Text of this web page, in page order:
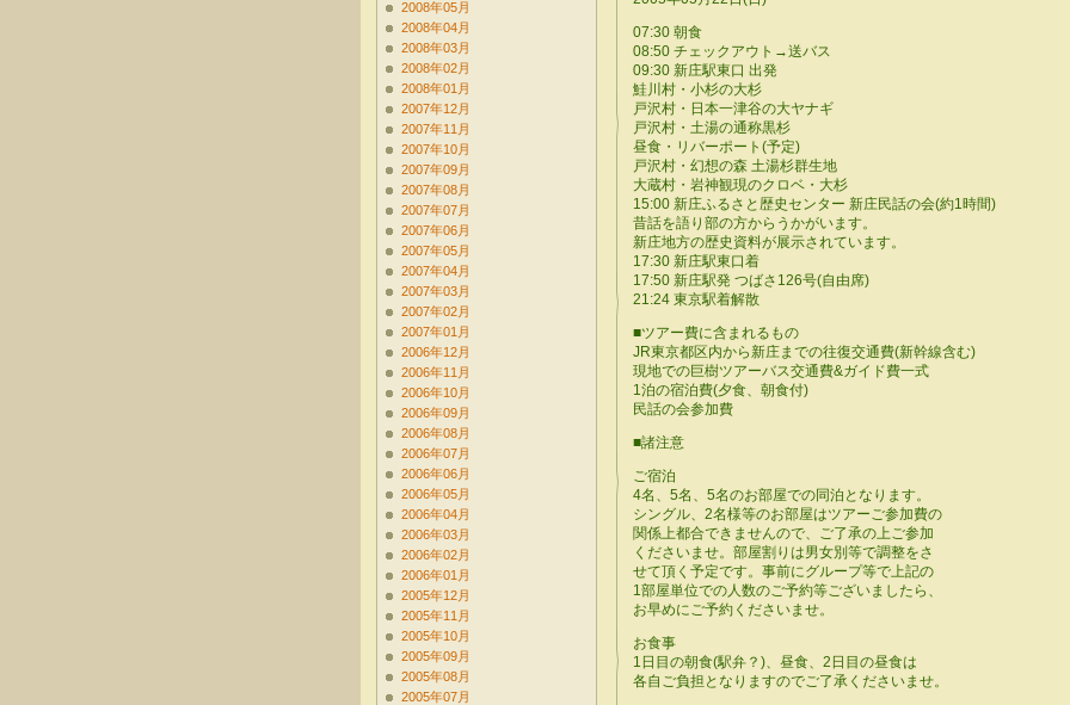
07:30 朝食
08:50 チェックアウト→送バス
09:30 新庄駅東口 出発
鮭川村・小杉の大杉
戸沢村・日本一津谷の大ヤナギ
戸沢村・土湯の通称黒杉
昼食・リバーポート(予定)
戸沢村・幻想の森 土湯杉群生地
大蔵村・岩神観現のクロベ・大杉
15:00 新庄ふるさと歴史センター 新庄民話の会(約1時間)
昔話を語り部の方からうかがいます。
新庄地方の歴史資料が展示されています。
17:30 新庄駅東口着
17:50 新庄駅発 つばさ126号(自由席)
21:24 東京駅着解散
■ツアー費に含まれるもの
JR東京都区内から新庄までの往復交通費(新幹線含む)
現地での巨樹ツアーバス交通費&ガイド費一式
1泊の宿泊費(夕食、朝食付)
民話の会参加費
■諸注意
ご宿泊
4名、5名、5名のお部屋での同泊となります。
シングル、2名様等のお部屋はツアーご参加費の
関係上都合できませんので、ご了承の上ご参加
くださいませ。部屋割りは男女別等で調整をさ
せて頂く予定です。事前にグループ等で上記の
1部屋単位での人数のご予約等ございましたら、
お早めにご予約くださいませ。
お食事
1日目の朝食(駅弁？)、昼食、2日目の昼食は
各自ご負担となりますのでご了承くださいませ。
2008年05月
2008年04月
2008年03月
2008年02月
2008年01月
2007年12月
2007年11月
2007年10月
2007年09月
2007年08月
2007年07月
2007年06月
2007年05月
2007年04月
2007年03月
2007年02月
2007年01月
2006年12月
2006年11月
2006年10月
2006年09月
2006年08月
2006年07月
2006年06月
2006年05月
2006年04月
2006年03月
2006年02月
2006年01月
2005年12月
2005年11月
2005年10月
2005年09月
2005年08月
2005年07月